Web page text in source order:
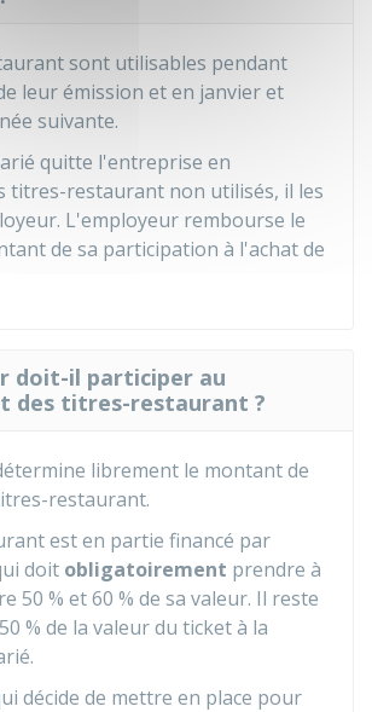
sont utilisables pendant
leur émission et en janvier et
suivante.
quitte l'entreprise en
titres-restaurant non utilisés, il les
L'employeur rembourse le
de sa participation à l'achat de
doit-il participer au
des titres-restaurant ?
librement le montant de
restaurant.
est en partie financé par
doit obligatoirement prendre à
50 % et60 % de sa valeur. Il reste
50 % de la valeur du ticket à la
décide de mettre en place pour